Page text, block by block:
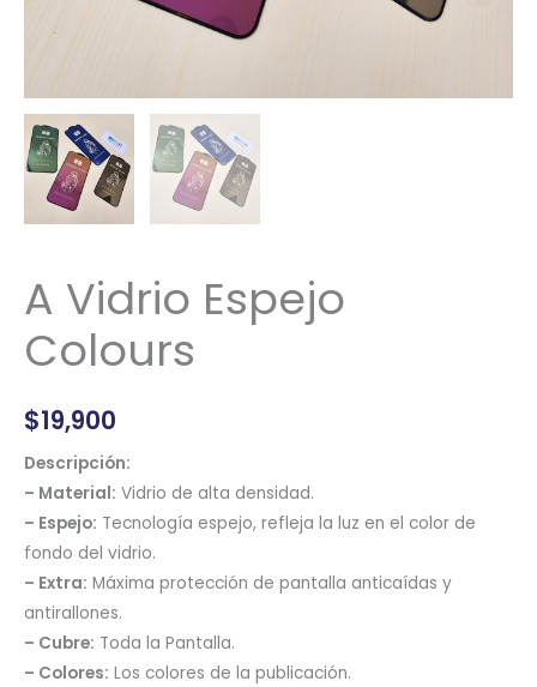
A Vidrio Espejo
Colours
$19,900
Descripción:
– Material: Vidrio de alta densidad.
– Espejo: Tecnología espejo, refleja la luz en el color de
fondo del vidrio.
– Extra: Máxima protección de pantalla anticaídas y
antirallones.
– Cubre: Toda la Pantalla.
– Colores: Los colores de la publicación.